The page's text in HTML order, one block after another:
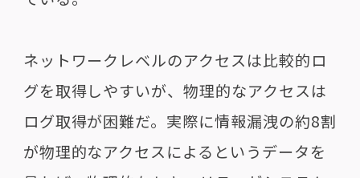
ネットワークレベルのアクセスは比較的ロ
グを取得しやすいが、物理的なアクセスは
ログ取得が困難だ。実際に情報漏洩の約8割
が物理的なアクセスによるというデータを